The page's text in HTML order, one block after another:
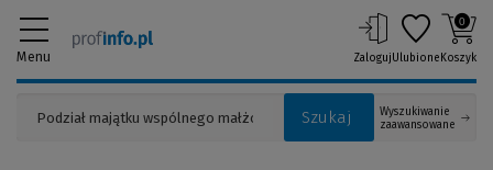
Menu
Szukaj
Wyszukiwanie
zaawansowane
ZalogujUlubione
0
Koszyk